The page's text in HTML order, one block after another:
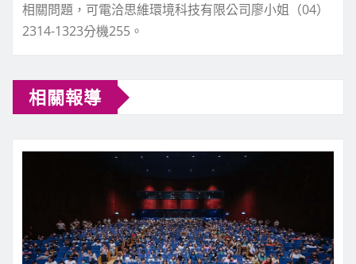
相關問題，可電洽思維環境科技有限公司廖小姐（04）
2314-1323分機255。
相關報導